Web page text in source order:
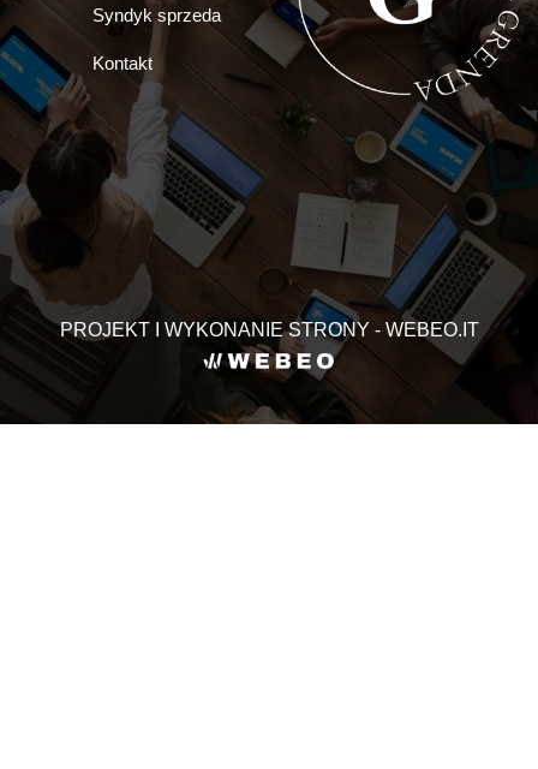
Syndyk sprzeda
Kontakt
PROJEKT I WYKONANIE STRONY - WEBEO.IT